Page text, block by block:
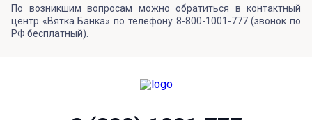
По возникшим вопросам можно обратиться в контактный
центр «Вятка Банка» по телефону 8-800-1001-777 (звонок по
РФ бесплатный).